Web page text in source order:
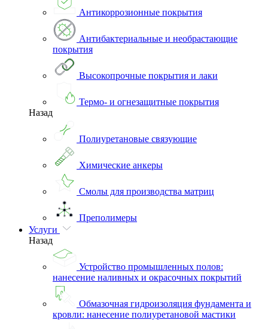
Антикоррозионные покрытия
Антибактериальные и необрастающие
покрытия
Высокопрочные покрытия и лаки
Термо- и огнезащитные покрытия
Назад
Полиуретановые связующие
Химические анкеры
Смолы для производства матриц
Преполимеры
Услуги
Назад
Устройство промышленных полов:
нанесение наливных и окрасочных покрытий
Обмазочная гидроизоляция фундамента и
кровли: нанесение полиуретановой мастики